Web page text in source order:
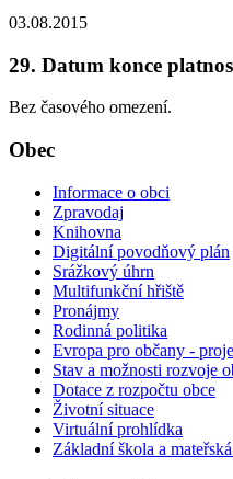
03.08.2015
29. Datum konce
Bez časového omezení.
Obec
Informace o obci
Zpravodaj
Knihovna
Digitální povodňový plán
Srážkový úhrn
Multifunkční hřiště
Pronájmy
Rodinná politika
Evropa pro občany -
Stav a možnosti rozvoje
Dotace z rozpočtu obce
Životní situace
Virtuální prohlídka
Základní škola a